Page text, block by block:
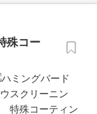
殊コー